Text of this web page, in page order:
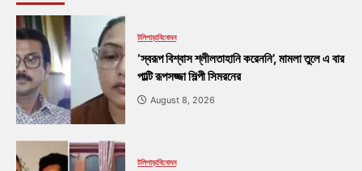
টলিপাড়াবিনোদন
‘স্বরূপ বিশ্বাস শ্লীলতাহানি করেননি’, মামলা তুলে এ বার
পাল্টি রূপসজ্জা শিল্পী সিমরনের
August 8, 2026
টলিপাড়াবিনোদন